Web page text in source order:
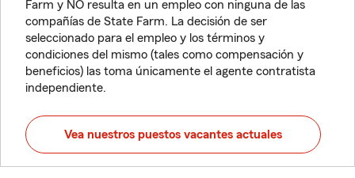
Farm y NO resulta en un empleo con ninguna de las
compañías de State Farm. La decisión de ser
seleccionado para el empleo y los términos y
condiciones del mismo (tales como compensación y
beneficios) las toma únicamente el agente contratista
independiente.
Vea nuestros puestos vacantes actuales